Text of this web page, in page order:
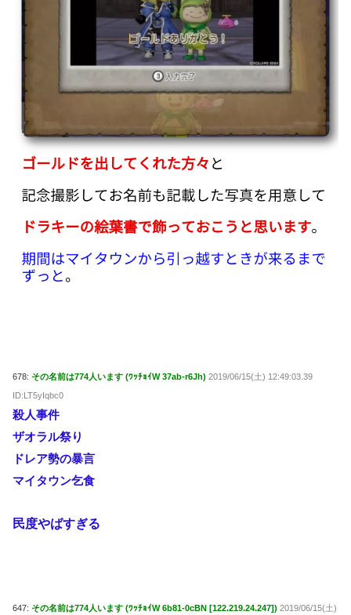
678: その名前は774人います (ﾜｯﾁｮｲW 37ab-r6Jh) 2019/06/15(土) 12:49:03.39
ID:LT5yIqbc0
殺人事件
ザオラル祭り
ドレア勢の暴言
マイタウン乞食
民度やばすぎる
647: その名前は774人います (ﾜｯﾁｮｲW 6b81-0cBN [122.219.24.247]) 2019/06/15(土)